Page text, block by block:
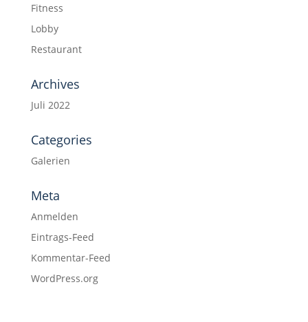
Fitness
Lobby
Restaurant
Archives
Juli 2022
Categories
Galerien
Meta
Anmelden
Eintrags-Feed
Kommentar-Feed
WordPress.org